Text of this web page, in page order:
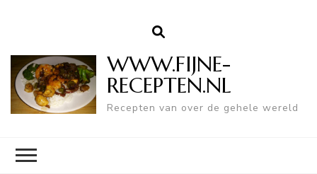
WWW.FIJNE-
RECEPTEN.NL
Recepten van over de gehele wereld